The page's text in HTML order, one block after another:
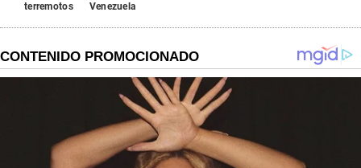
terremotos
Venezuela